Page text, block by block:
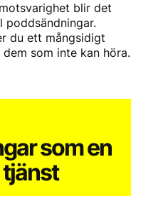
blir det
du ett mångsidigt
som inte kan höra.
som en